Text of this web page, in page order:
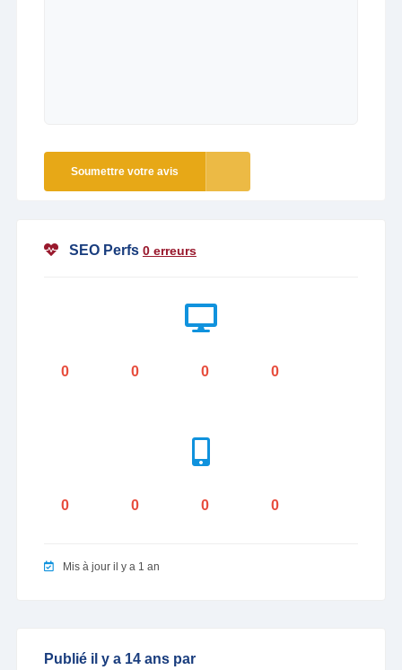
Soumettre votre avis
SEO Perfs 0 erreurs
0 0 0 0
0 0 0 0
Mis à jour il y a 1 an
Publié il y a 14 ans par